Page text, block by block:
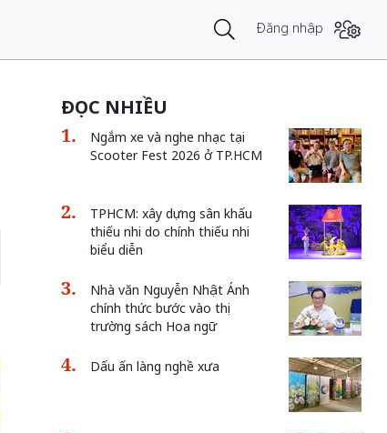
Đăng nhập
ĐỌC NHIỀU
Ngắm xe và nghe nhạc tại
Scooter Fest 2026 ở TP.HCM
TPHCM: xây dựng sân khấu
thiếu nhi do chính thiếu nhi
biểu diễn
Nhà văn Nguyễn Nhật Ánh
chính thức bước vào thị
trường sách Hoa ngữ
Dấu ấn làng nghề xưa